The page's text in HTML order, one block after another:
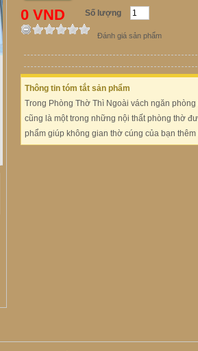
0 VND Số lượng
Đánh giá sản phẩm
Thông tin tóm tắt sản phẩm
Trong Phòng Thờ Thì Ngoài vách ngăn
cũng là một trong những nội thất phòng thờ
phẩm giúp không gian thờ cúng của bạn thêm